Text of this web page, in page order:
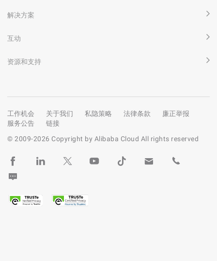
解决方案
互动
资源和支持
工作机会 关于我们 私隐策略 法律条款
廉正举报
服务公告
链接
© 2009-2026 Copyright by Alibaba Cloud All rights reserved